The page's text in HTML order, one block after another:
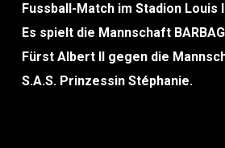
Fussball-Match im Stadion Louis II
Es spielt die Mannschaft
Fürst Albert II gegen die
S.A.S. Prinzessin Stéphanie.